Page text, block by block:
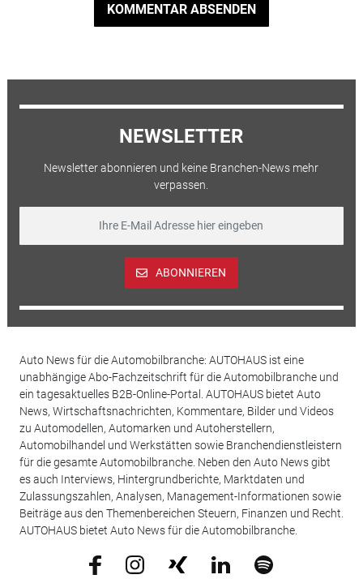
KOMMENTAR ABSENDEN
NEWSLETTER
Newsletter abonnieren und keine Branchen-News mehr
verpassen.
ABONNIEREN
Auto News für die Automobilbranche: AUTOHAUS ist eine
unabhängige Abo-Fachzeitschrift für die Automobilbranche und
ein tagesaktuelles B2B-Online-Portal. AUTOHAUS bietet Auto
News, Wirtschaftsnachrichten, Kommentare, Bilder und Videos
zu Automodellen, Automarken und Autoherstellern,
Automobilhandel und Werkstätten sowie Branchendienstleistern
für die gesamte Automobilbranche. Neben den Auto News gibt
es auch Interviews, Hintergrundberichte, Marktdaten und
Zulassungszahlen, Analysen, Management-Informationen sowie
Beiträge aus den Themenbereichen Steuern, Finanzen und Recht.
AUTOHAUS bietet Auto News für die Automobilbranche.